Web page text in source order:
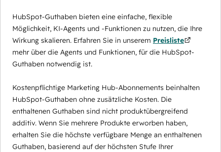
HubSpot-Guthaben bieten eine einfache, flexible
Möglichkeit, KI-Agents und -Funktionen zu nutzen, die Ihre
Wirkung skalieren. Erfahren Sie in unserem Preisliste
mehr über die Agents und Funktionen, für die HubSpot-
Guthaben notwendig ist.
Kostenpflichtige Marketing Hub-Abonnements beinhalten
HubSpot-Guthaben ohne zusätzliche Kosten. Die
enthaltenen Guthaben sind nicht produktübergreifend
additiv. Wenn Sie mehrere Produkte erworben haben,
erhalten Sie die höchste verfügbare Menge an enthaltenen
Guthaben, basierend auf der höchsten Stufe Ihrer